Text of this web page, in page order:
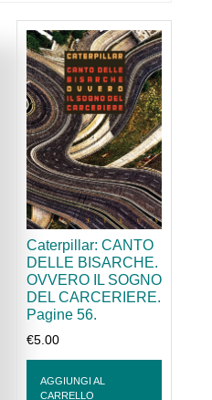
Caterpillar: CANTO
DELLE BISARCHE.
OVVERO IL SOGNO
DEL CARCERIERE.
Pagine 56.
€5.00
AGGIUNGI AL
CARRELLO